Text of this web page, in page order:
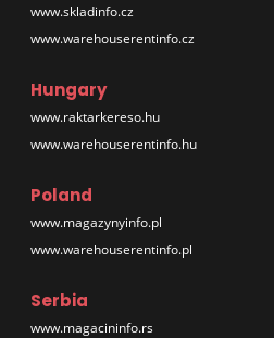
www.skladinfo.cz
www.warehouserentinfo.cz
Hungary
www.raktarkereso.hu
www.warehouserentinfo.hu
Poland
www.magazynyinfo.pl
www.warehouserentinfo.pl
Serbia
www.magacininfo.rs